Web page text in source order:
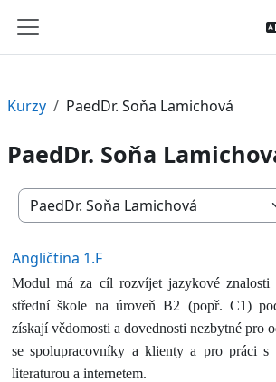
Boční panel
Kurzy PaedDr. Soňa Lamichová
PaedDr. Soňa
Kategorie kurzů
Angličtina 1.F
Modul má za cíl rozvíjet jazykové znalosti
střední škole na úroveň B2 (popř. C1)
získají vědomosti a dovednosti nezbytné pro
se spolupracovníky a klienty a pro práci s
literaturou a internetem.